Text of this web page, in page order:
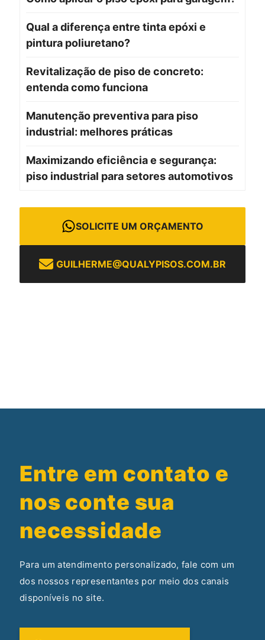
Qual a diferença entre tinta epóxi e
pintura poliuretano?
Revitalização de piso de concreto:
entenda como funciona
Manutenção preventiva para piso
industrial: melhores práticas
Maximizando eficiência e segurança:
piso industrial para setores automotivos
SOLICITE UM ORÇAMENTO
GUILHERME@QUALYPISOS.COM.BR
Entre em contato e
nos conte sua
necessidade
Para um atendimento personalizado, fale com um
dos nossos representantes por meio dos canais
disponíveis no site.